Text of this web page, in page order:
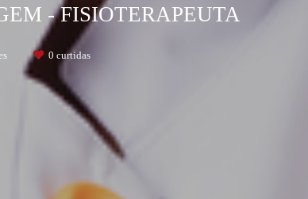
- FISIOTERAPEUTA
0 curtidas